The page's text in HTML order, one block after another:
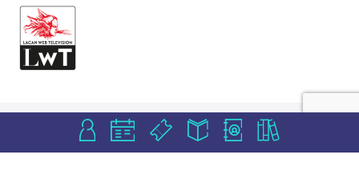
Mentions légales Plan du site